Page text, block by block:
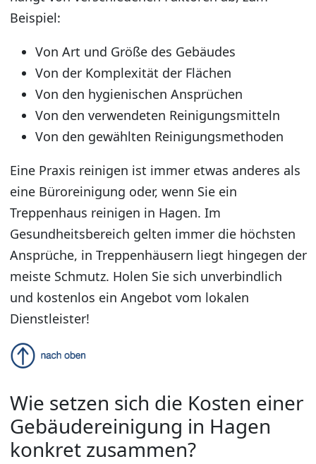
Beispiel:
Von Art und Größe des Gebäudes
Von der Komplexität der Flächen
Von den hygienischen Ansprüchen
Von den verwendeten Reinigungsmitteln
Von den gewählten Reinigungsmethoden
Eine Praxis reinigen ist immer etwas anderes als
eine Büroreinigung oder, wenn Sie ein
Treppenhaus reinigen in Hagen. Im
Gesundheitsbereich gelten immer die höchsten
Ansprüche, in Treppenhäusern liegt hingegen der
meiste Schmutz. Holen Sie sich unverbindlich
und kostenlos ein Angebot vom lokalen
Dienstleister!
Wie setzen sich die Kosten einer
Gebäudereinigung in Hagen
konkret zusammen?